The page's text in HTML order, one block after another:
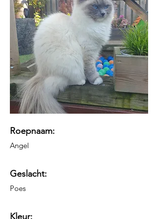
Roepnaam:​
Angel
Geslacht:
Poes
Kleur: